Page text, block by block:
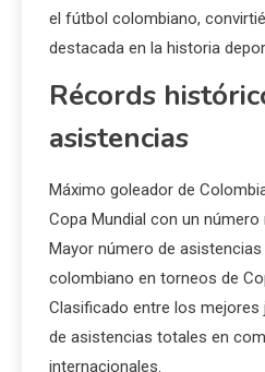
el fútbol colombiano,
destacada en la historia
Récords
asistencias
Máximo goleador de
Copa Mundial con un número
Mayor número de
colombiano en torneos de
Clasificado entre los
de asistencias totales en
internacionales.